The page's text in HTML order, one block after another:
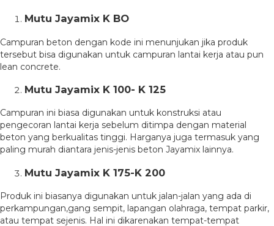
Mutu Jayamix K BO
Campuran beton dengan kode ini menunjukan jika produk
tersebut bisa digunakan untuk campuran lantai kerja atau pun
lean concrete.
Mutu Jayamix K 100- K 125
Campuran ini biasa digunakan untuk konstruksi atau
pengecoran lantai kerja sebelum ditimpa dengan material
beton yang berkualitas tinggi. Harganya juga termasuk yang
paling murah diantara jenis-jenis beton Jayamix lainnya.
Mutu Jayamix K 175-K 200
Produk ini biasanya digunakan untuk jalan-jalan yang ada di
perkampungan,gang sempit, lapangan olahraga, tempat parkir,
atau tempat sejenis. Hal ini dikarenakan tempat-tempat